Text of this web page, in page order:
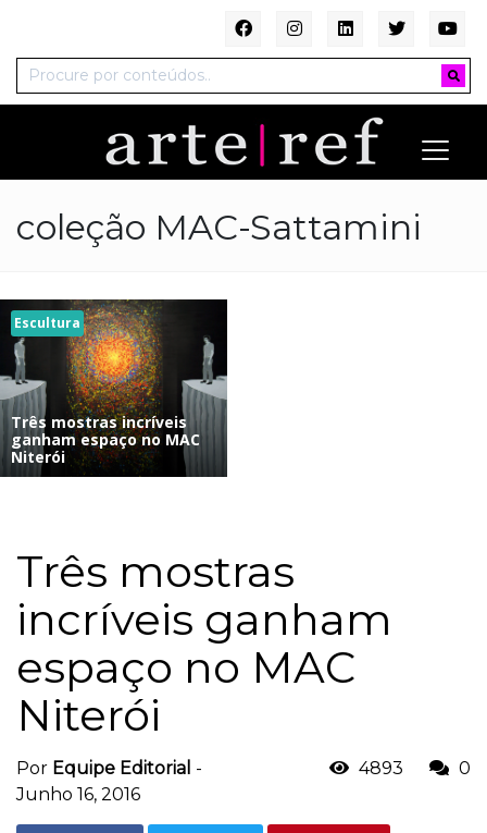
coleção MAC-Sattamini
Escultura
Três mostras incríveis
ganham espaço no MAC
Niterói
Três mostras
incríveis ganham
espaço no MAC
Niterói
Por Equipe Editorial -
Junho 16, 2016
4893 0